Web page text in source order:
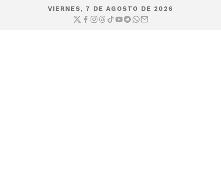
VIERNES, 7 DE AGOSTO DE 2026